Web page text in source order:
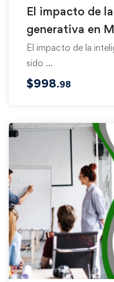
El impacto de
generativa en
El impacto de la
sido …
$998.98